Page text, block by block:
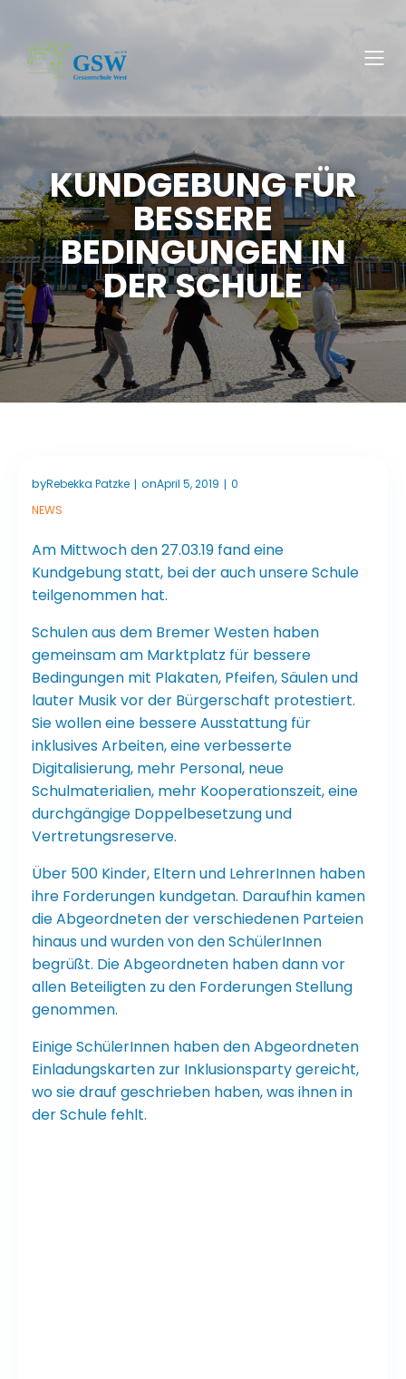
KUNDGEBUNG FÜR
BESSERE
BEDINGUNGEN IN
DER SCHULE
byRebekka Patzke | onApril 5, 2019 | 0
NEWS
Am Mittwoch den 27.03.19 fand eine
Kundgebung statt, bei der auch unsere Schule
teilgenommen hat.
Schulen aus dem Bremer Westen haben
gemeinsam am Marktplatz für bessere
Bedingungen mit Plakaten, Pfeifen, Säulen und
lauter Musik vor der Bürgerschaft protestiert.
Sie wollen eine bessere Ausstattung für
inklusives Arbeiten, eine verbesserte
Digitalisierung, mehr Personal, neue
Schulmaterialien, mehr Kooperationszeit, eine
durchgängige Doppelbesetzung und
Vertretungsreserve.
Über 500 Kinder, Eltern und LehrerInnen haben
ihre Forderungen kundgetan. Daraufhin kamen
die Abgeordneten der verschiedenen Parteien
hinaus und wurden von den SchülerInnen
begrüßt. Die Abgeordneten haben dann vor
allen Beteiligten zu den Forderungen Stellung
genommen.
Einige SchülerInnen haben den Abgeordneten
Einladungskarten zur Inklusionsparty gereicht,
wo sie drauf geschrieben haben, was ihnen in
der Schule fehlt.